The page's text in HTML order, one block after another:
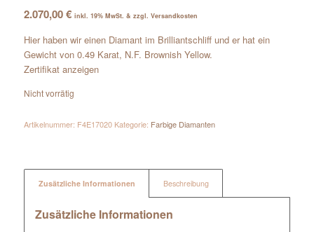
2.070,00€ inkl. 19% MwSt. & zzgl. Versandkosten
Hier haben wir einen Diamant im Brilliantschliff und er hat ein
Gewicht von 0.49 Karat, N.F. Brownish Yellow.
Zertifikat anzeigen
Nicht vorrätig
Artikelnummer: F4E17020 Kategorie: Farbige Diamanten
Zusätzliche Informationen Beschreibung
Zusätzliche Informationen